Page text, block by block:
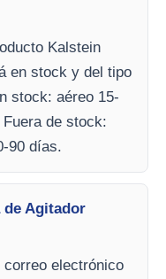
Kalstein
en stock y del tipo
stock: aéreo 15-
de stock:
90 días.
de Agitador
electrónico